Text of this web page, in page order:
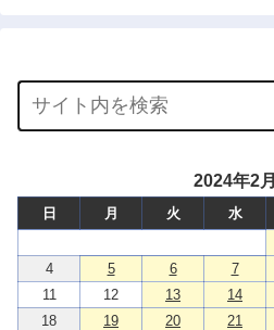
2024年2月
日 月 火 水
4
5 6 7
11
12 13 14
18
19 20 21